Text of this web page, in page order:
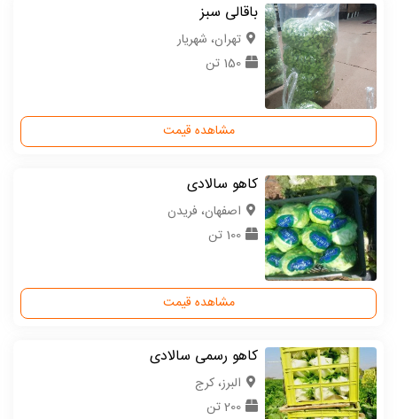
باقالی سبز
تهران، شهریار
150 تن
مشاهده قیمت
کاهو سالادی
اصفهان، فریدن
100 تن
مشاهده قیمت
کاهو رسمی سالادی
البرز، کرج
200 تن